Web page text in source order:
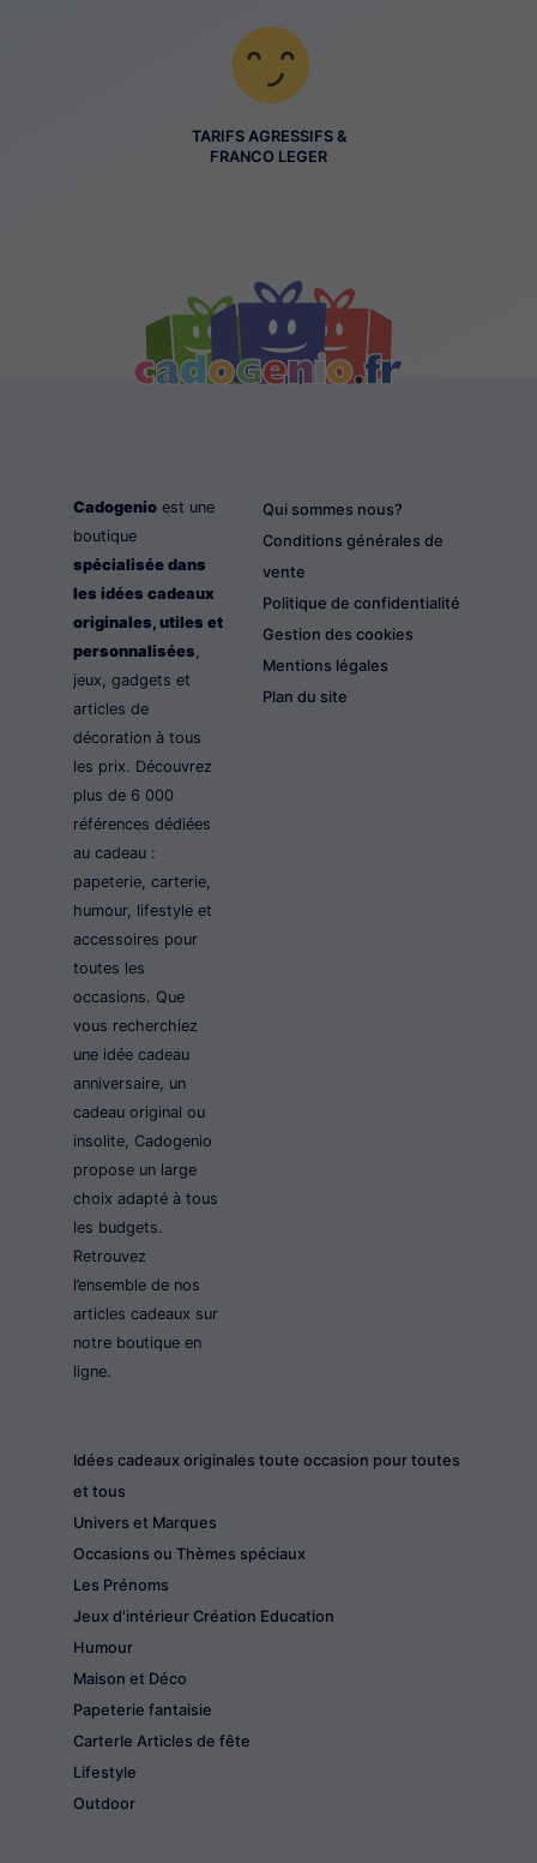
TARIFS AGRESSIFS &
FRANCO LEGER
Cadogenio est une
boutique
spécialisée dans
les idées cadeaux
originales, utiles et
personnalisées
jeux, gadgets et
articles de
décoration à tous
les prix. Découvrez
plus de 6 000
références dédiées
au cadeau :
papeterie, carterie,
humour, lifestyle et
accessoires pour
toutes les
occasions. Que
vous recherchiez
une idée cadeau
anniversaire, un
cadeau original ou
insolite, Cadogenio
propose un large
choix adapté à tous
les budgets.
Retrouvez
l’ensemble de nos
articles cadeaux sur
notre boutique en
ligne.
Qui sommes nous?
Conditions générales de
vente
Politique de confidentialité
Gestion des cookies
Mentions légales
Plan du site
Idées cadeaux originales toute occasion pour toutes
et tous
Univers et Marques
Occasions ou Thèmes spéciaux
Les Prénoms
Jeux d'intérieur Création Education
Humour
Maison et Déco
Papeterie fantaisie
CarterIe Articles de fête
Lifestyle
Outdoor